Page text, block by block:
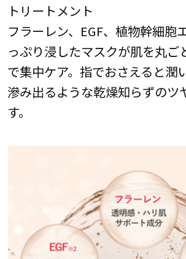
トリートメント
フラーレン、EGF、植物幹細
っぷり浸したマスクが肌を丸ご
で集中ケア。指でおさえると潤
滲み出るような乾燥知らずのツ
す。